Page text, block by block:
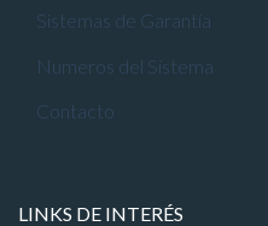
Sistemas de Garantía
Numeros del Sistema
Contacto
LINKS DE INTERÉS